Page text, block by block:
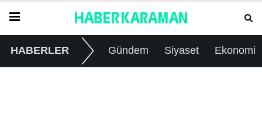
HABERLER Gündem Siyaset Ekonomi